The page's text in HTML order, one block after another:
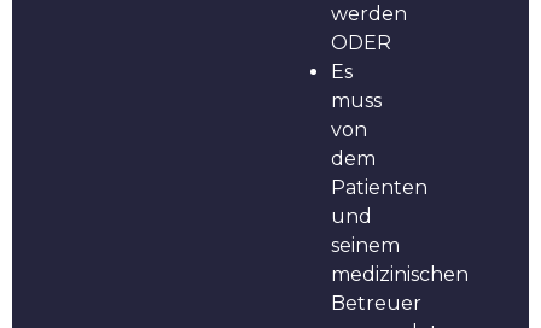
werden
ODER
Es
muss
von
dem
Patienten
und
seinem
medizinischen
Betreuer